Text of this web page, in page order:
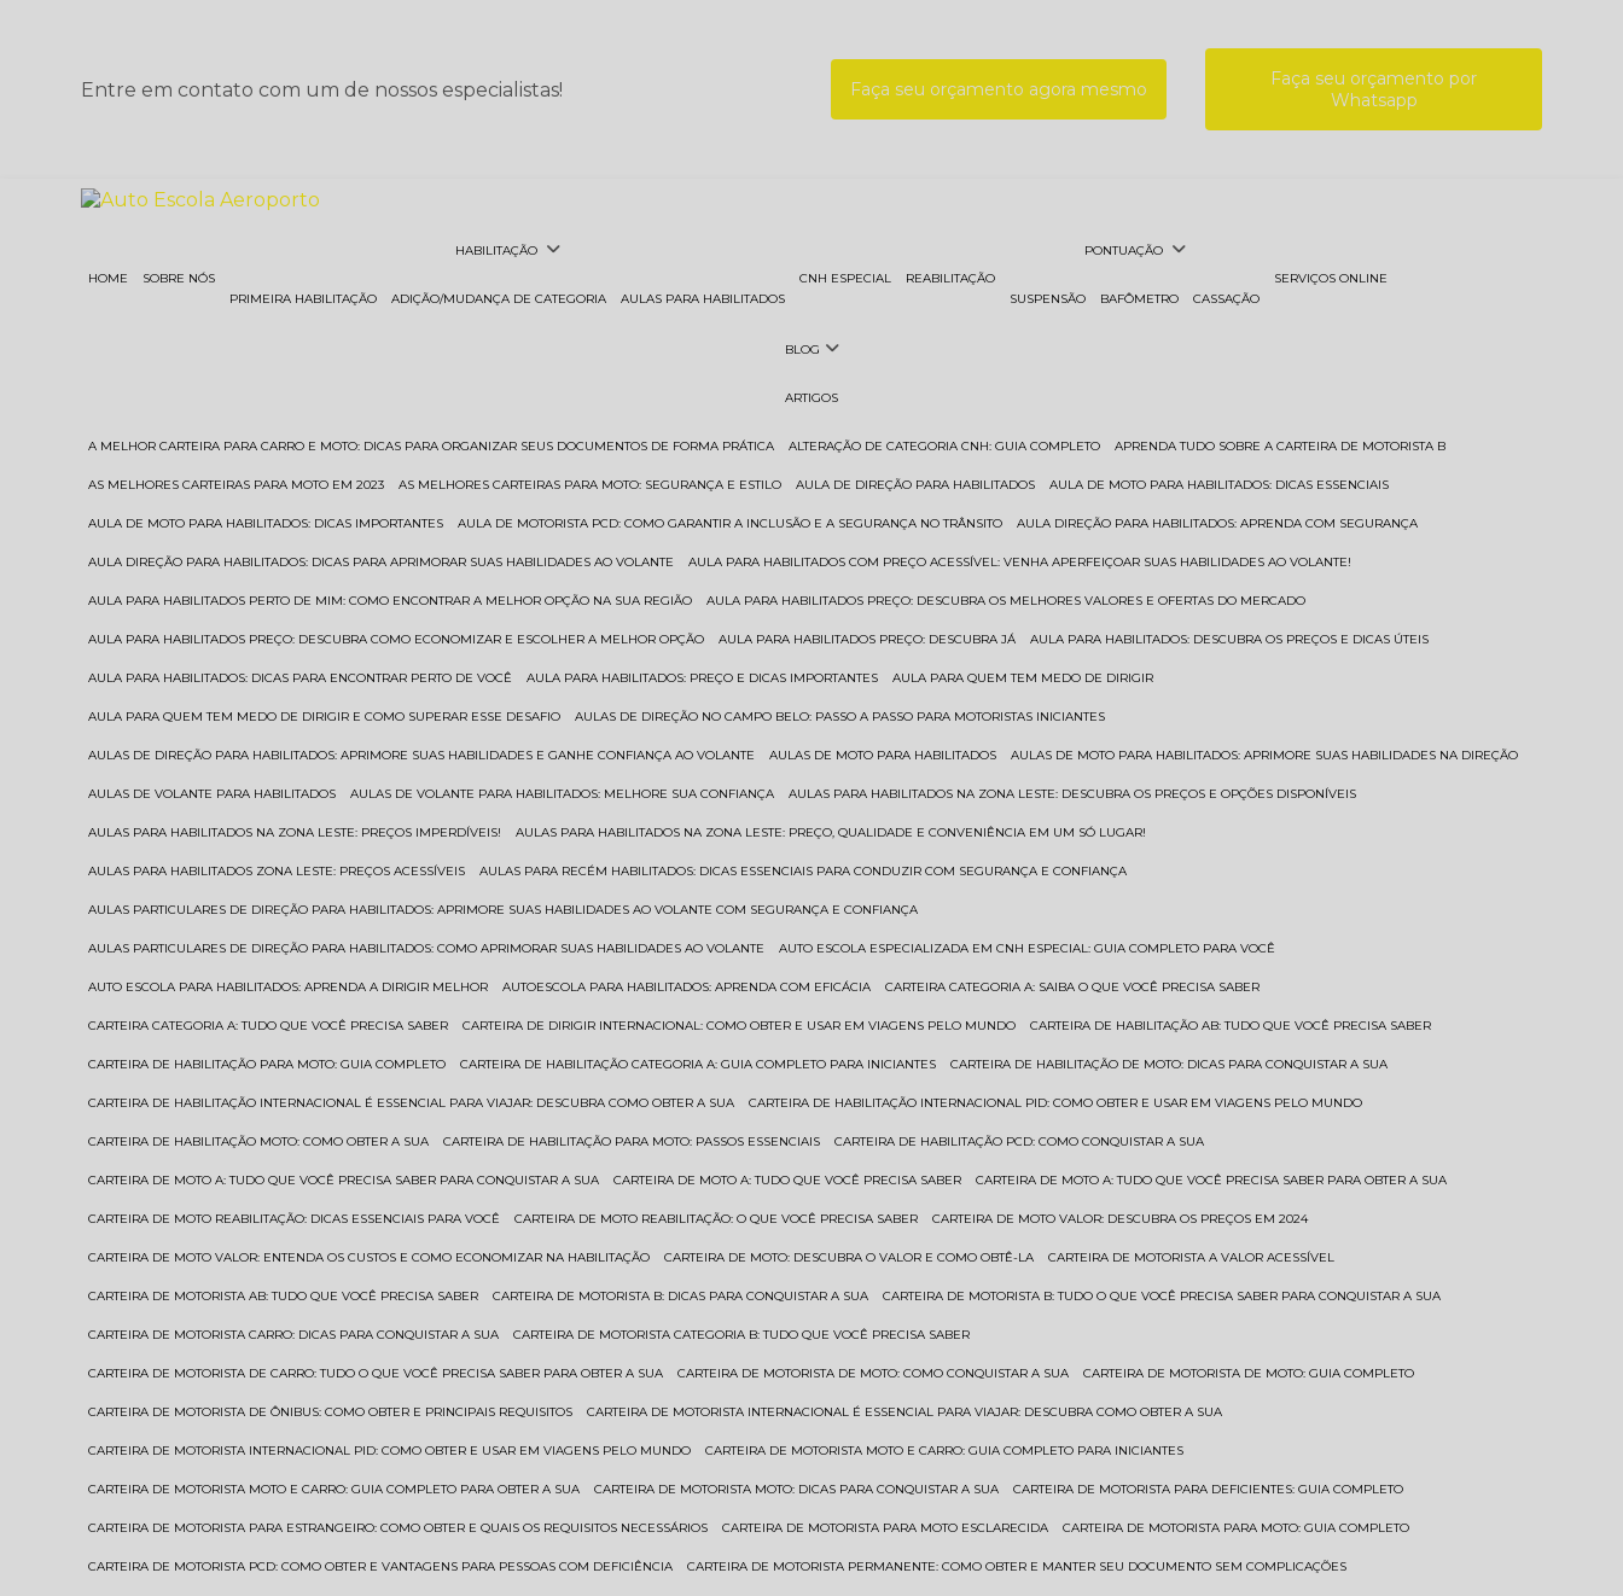
Entre em contato com um de nossos especialistas! Faça seu orçamento agora mesmo
Faça seu orçamento por
Whatsapp
HOME SOBRE NÓS
HABILITAÇÃO
PRIMEIRA HABILITAÇÃO ADIÇÃO/MUDANÇA DE CATEGORIA AULAS PARA HABILITADOS
CNH ESPECIAL REABILITAÇÃO
PONTUAÇÃO
SUSPENSÃO BAFÔMETRO CASSAÇÃO
SERVIÇOS ONLINE
BLOG
ARTIGOS
A MELHOR CARTEIRA PARA CARRO E MOTO: DICAS PARA ORGANIZAR SEUS DOCUMENTOS DE FORMA PRÁTICA ALTERAÇÃO DE CATEGORIA CNH: GUIA COMPLETO APRENDA TUDO SOBRE A CARTEIRA DE MOTORISTA B
AS MELHORES CARTEIRAS PARA MOTO EM 2023 AS MELHORES CARTEIRAS PARA MOTO: SEGURANÇA E ESTILO AULA DE DIREÇÃO PARA HABILITADOS AULA DE MOTO PARA HABILITADOS: DICAS ESSENCIAIS
AULA DE MOTO PARA HABILITADOS: DICAS IMPORTANTES AULA DE MOTORISTA PCD: COMO GARANTIR A INCLUSÃO E A SEGURANÇA NO TRÂNSITO AULA DIREÇÃO PARA HABILITADOS: APRENDA COM SEGURANÇA
AULA DIREÇÃO PARA HABILITADOS: DICAS PARA APRIMORAR SUAS HABILIDADES AO VOLANTE AULA PARA HABILITADOS COM PREÇO ACESSÍVEL: VENHA APERFEIÇOAR SUAS HABILIDADES AO VOLANTE!
AULA PARA HABILITADOS PERTO DE MIM: COMO ENCONTRAR A MELHOR OPÇÃO NA SUA REGIÃO AULA PARA HABILITADOS PREÇO: DESCUBRA OS MELHORES VALORES E OFERTAS DO MERCADO
AULA PARA HABILITADOS PREÇO: DESCUBRA COMO ECONOMIZAR E ESCOLHER A MELHOR OPÇÃO AULA PARA HABILITADOS PREÇO: DESCUBRA JÁ AULA PARA HABILITADOS: DESCUBRA OS PREÇOS E DICAS ÚTEIS
AULA PARA HABILITADOS: DICAS PARA ENCONTRAR PERTO DE VOCÊ AULA PARA HABILITADOS: PREÇO E DICAS IMPORTANTES AULA PARA QUEM TEM MEDO DE DIRIGIR
AULA PARA QUEM TEM MEDO DE DIRIGIR E COMO SUPERAR ESSE DESAFIO AULAS DE DIREÇÃO NO CAMPO BELO: PASSO A PASSO PARA MOTORISTAS INICIANTES
AULAS DE DIREÇÃO PARA HABILITADOS: APRIMORE SUAS HABILIDADES E GANHE CONFIANÇA AO VOLANTE AULAS DE MOTO PARA HABILITADOS AULAS DE MOTO PARA HABILITADOS: APRIMORE SUAS HABILIDADES NA DIREÇÃO
AULAS DE VOLANTE PARA HABILITADOS AULAS DE VOLANTE PARA HABILITADOS: MELHORE SUA CONFIANÇA AULAS PARA HABILITADOS NA ZONA LESTE: DESCUBRA OS PREÇOS E OPÇÕES DISPONÍVEIS
AULAS PARA HABILITADOS NA ZONA LESTE: PREÇOS IMPERDÍVEIS! AULAS PARA HABILITADOS NA ZONA LESTE: PREÇO, QUALIDADE E CONVENIÊNCIA EM UM SÓ LUGAR!
AULAS PARA HABILITADOS ZONA LESTE: PREÇOS ACESSÍVEIS AULAS PARA RECÉM HABILITADOS: DICAS ESSENCIAIS PARA CONDUZIR COM SEGURANÇA E CONFIANÇA
AULAS PARTICULARES DE DIREÇÃO PARA HABILITADOS: APRIMORE SUAS HABILIDADES AO VOLANTE COM SEGURANÇA E CONFIANÇA
AULAS PARTICULARES DE DIREÇÃO PARA HABILITADOS: COMO APRIMORAR SUAS HABILIDADES AO VOLANTE AUTO ESCOLA ESPECIALIZADA EM CNH ESPECIAL: GUIA COMPLETO PARA VOCÊ
AUTO ESCOLA PARA HABILITADOS: APRENDA A DIRIGIR MELHOR AUTOESCOLA PARA HABILITADOS: APRENDA COM EFICÁCIA CARTEIRA CATEGORIA A: SAIBA O QUE VOCÊ PRECISA SABER
CARTEIRA CATEGORIA A: TUDO QUE VOCÊ PRECISA SABER CARTEIRA DE DIRIGIR INTERNACIONAL: COMO OBTER E USAR EM VIAGENS PELO MUNDO CARTEIRA DE HABILITAÇÃO AB: TUDO QUE VOCÊ PRECISA SABER
CARTEIRA DE HABILITAÇÃO PARA MOTO: GUIA COMPLETO CARTEIRA DE HABILITAÇÃO CATEGORIA A: GUIA COMPLETO PARA INICIANTES CARTEIRA DE HABILITAÇÃO DE MOTO: DICAS PARA CONQUISTAR A SUA
CARTEIRA DE HABILITAÇÃO INTERNACIONAL É ESSENCIAL PARA VIAJAR: DESCUBRA COMO OBTER A SUA CARTEIRA DE HABILITAÇÃO INTERNACIONAL PID: COMO OBTER E USAR EM VIAGENS PELO MUNDO
CARTEIRA DE HABILITAÇÃO MOTO: COMO OBTER A SUA CARTEIRA DE HABILITAÇÃO PARA MOTO: PASSOS ESSENCIAIS CARTEIRA DE HABILITAÇÃO PCD: COMO CONQUISTAR A SUA
CARTEIRA DE MOTO A: TUDO QUE VOCÊ PRECISA SABER PARA CONQUISTAR A SUA CARTEIRA DE MOTO A: TUDO QUE VOCÊ PRECISA SABER CARTEIRA DE MOTO A: TUDO QUE VOCÊ PRECISA SABER PARA OBTER A SUA
CARTEIRA DE MOTO REABILITAÇÃO: DICAS ESSENCIAIS PARA VOCÊ CARTEIRA DE MOTO REABILITAÇÃO: O QUE VOCÊ PRECISA SABER CARTEIRA DE MOTO VALOR: DESCUBRA OS PREÇOS EM 2024
CARTEIRA DE MOTO VALOR: ENTENDA OS CUSTOS E COMO ECONOMIZAR NA HABILITAÇÃO CARTEIRA DE MOTO: DESCUBRA O VALOR E COMO OBTÊ-LA CARTEIRA DE MOTORISTA A VALOR ACESSÍVEL
CARTEIRA DE MOTORISTA AB: TUDO QUE VOCÊ PRECISA SABER CARTEIRA DE MOTORISTA B: DICAS PARA CONQUISTAR A SUA CARTEIRA DE MOTORISTA B: TUDO O QUE VOCÊ PRECISA SABER PARA CONQUISTAR A SUA
CARTEIRA DE MOTORISTA CARRO: DICAS PARA CONQUISTAR A SUA CARTEIRA DE MOTORISTA CATEGORIA B: TUDO QUE VOCÊ PRECISA SABER
CARTEIRA DE MOTORISTA DE CARRO: TUDO O QUE VOCÊ PRECISA SABER PARA OBTER A SUA CARTEIRA DE MOTORISTA DE MOTO: COMO CONQUISTAR A SUA CARTEIRA DE MOTORISTA DE MOTO: GUIA COMPLETO
CARTEIRA DE MOTORISTA DE ÔNIBUS: COMO OBTER E PRINCIPAIS REQUISITOS CARTEIRA DE MOTORISTA INTERNACIONAL É ESSENCIAL PARA VIAJAR: DESCUBRA COMO OBTER A SUA
CARTEIRA DE MOTORISTA INTERNACIONAL PID: COMO OBTER E USAR EM VIAGENS PELO MUNDO CARTEIRA DE MOTORISTA MOTO E CARRO: GUIA COMPLETO PARA INICIANTES
CARTEIRA DE MOTORISTA MOTO E CARRO: GUIA COMPLETO PARA OBTER A SUA CARTEIRA DE MOTORISTA MOTO: DICAS PARA CONQUISTAR A SUA CARTEIRA DE MOTORISTA PARA DEFICIENTES: GUIA COMPLETO
CARTEIRA DE MOTORISTA PARA ESTRANGEIRO: COMO OBTER E QUAIS OS REQUISITOS NECESSÁRIOS CARTEIRA DE MOTORISTA PARA MOTO ESCLARECIDA CARTEIRA DE MOTORISTA PARA MOTO: GUIA COMPLETO
CARTEIRA DE MOTORISTA PCD: COMO OBTER E VANTAGENS PARA PESSOAS COM DEFICIÊNCIA CARTEIRA DE MOTORISTA PERMANENTE: COMO OBTER E MANTER SEU DOCUMENTO SEM COMPLICAÇÕES